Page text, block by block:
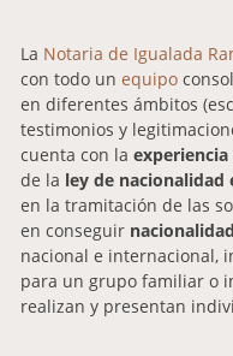
La Notaria de Igualada
con todo un equipo
en diferentes ámbitos
testimonios y
cuenta con la experiencia
de la ley de nacionalidad
en la tramitación de las
en conseguir
nacional e internacional,
para un grupo familiar o
realizan y presentan